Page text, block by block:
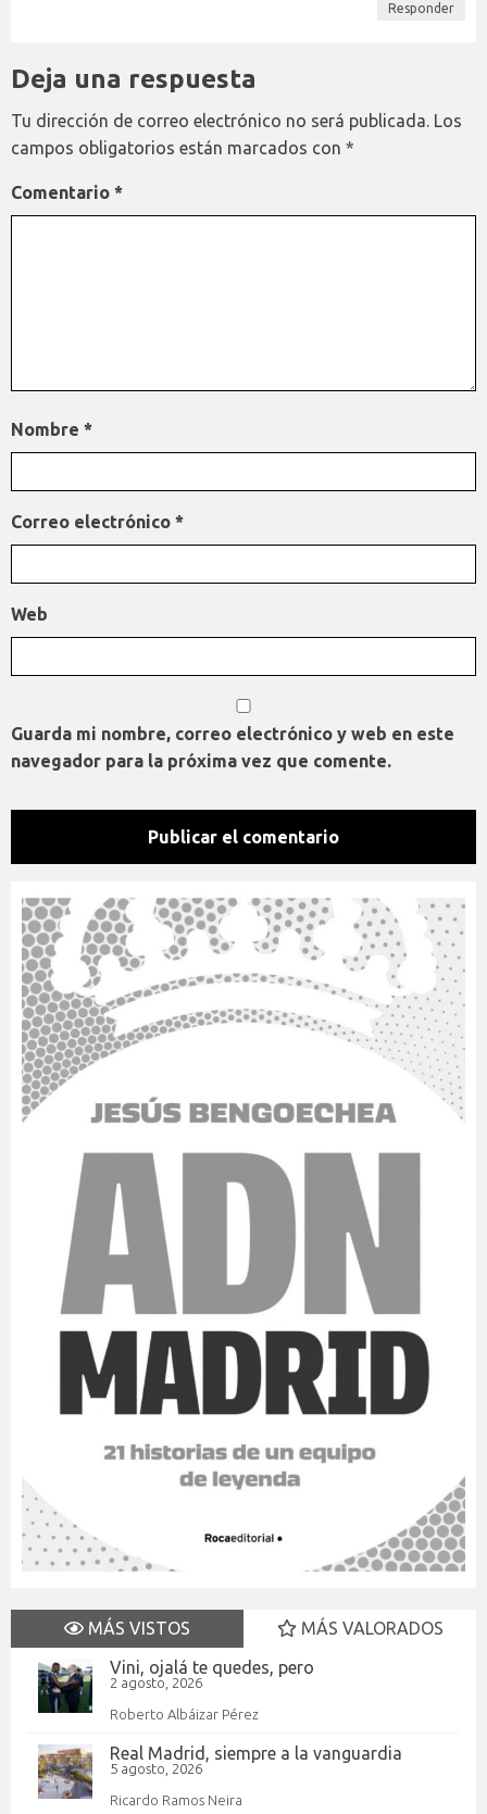
Responder
Deja una respuesta
Tu dirección de correo electrónico no será publicada. Los
campos obligatorios están marcados con *
Comentario *
Nombre *
Correo electrónico *
Web
Guarda mi nombre, correo electrónico y web en este
navegador para la próxima vez que comente.
MÁS VISTOS
MÁS VALORADOS
Vini, ojalá te quedes, pero
2 agosto, 2026
Roberto Albáizar Pérez
Real Madrid, siempre a la vanguardia
5 agosto, 2026
Ricardo Ramos Neira